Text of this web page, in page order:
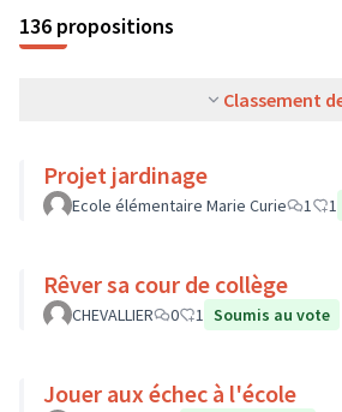
136 propositions
Classement
Projet jardinage
Ecole élémentaire Marie Curie 1 1
Rêver sa cour de collège
CHEVALLIER 0 1 Soumis au vote
Jouer aux échec à l'école